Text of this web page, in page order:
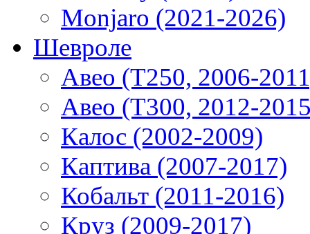
Monjaro (2021-2026)
Шевроле
Авео (T250, 2006-
Авео (T300, 2012-
Калос (2002-2009)
Каптива (2007-2017)
Кобальт (2011-2016)
Круз (2009-2017)